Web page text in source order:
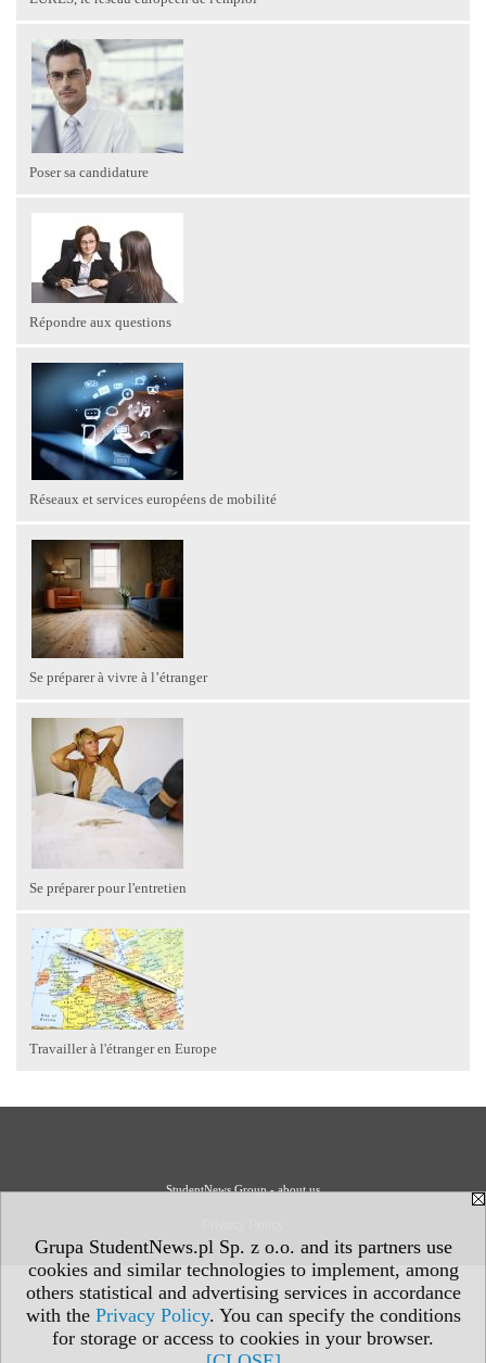
Grupa StudentNews.pl Sp. z o.o. and its partners use
cookies and similar technologies to implement, among
others statistical and advertising services in accordance
with the Privacy Policy. You can specify the conditions
for storage or access to cookies in your browser.
Poser sa candidature
Répondre aux questions
Réseaux et services européens de mobilité
Se préparer à vivre à l’étranger
Se préparer pour l'entretien
Travailler à l'étranger en Europe
StudentNews Group - about us